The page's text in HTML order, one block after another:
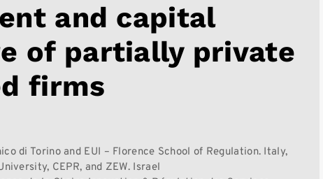
and capital
of partially private
firms
di Torino and EUI – Florence School of Regulation. Italy,
CEPR, and ZEW. Israel